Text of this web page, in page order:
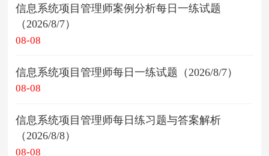
信息系统项目管理师案例分析每日一练试题
（2026/8/7）
08-08
信息系统项目管理师每日一练试题（2026/8/7）
08-08
信息系统项目管理师每日练习题与答案解析
（2026/8/8）
08-08